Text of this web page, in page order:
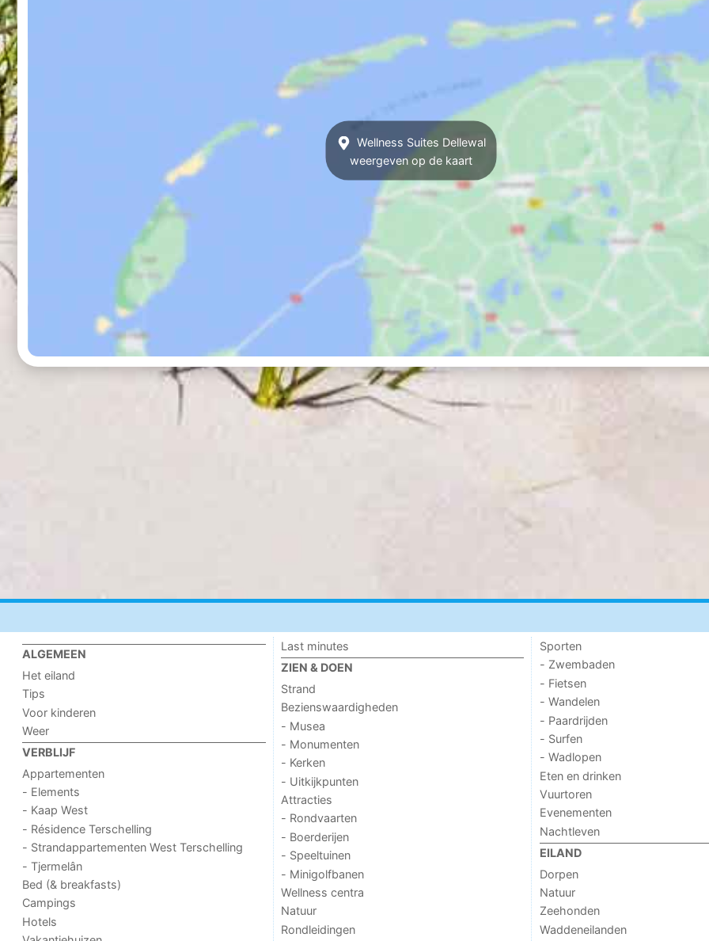
Wellness Suites Dellewal
weergeven op de kaart
ALGEMEEN
Het eiland
Tips
Voor kinderen
Weer
VERBLIJF
Appartementen
- Elements
- Kaap West
- Résidence Terschelling
- Strandappartementen West Terschelling
- Tjermelân
Bed (& breakfasts)
Campings
Hotels
Last minutes
ZIEN & DOEN
Strand
Bezienswaardigheden
- Musea
- Monumenten
- Kerken
- Uitkijkpunten
Attracties
- Rondvaarten
- Boerderijen
- Speeltuinen
- Minigolfbanen
Wellness centra
Natuur
Rondleidingen
Sporten
- Zwembaden
- Fietsen
- Wandelen
- Paardrijden
- Surfen
- Wadlopen
Eten en drinken
Vuurtoren
Evenementen
Nachtleven
EILAND
Dorpen
Natuur
Zeehonden
Waddeneilanden